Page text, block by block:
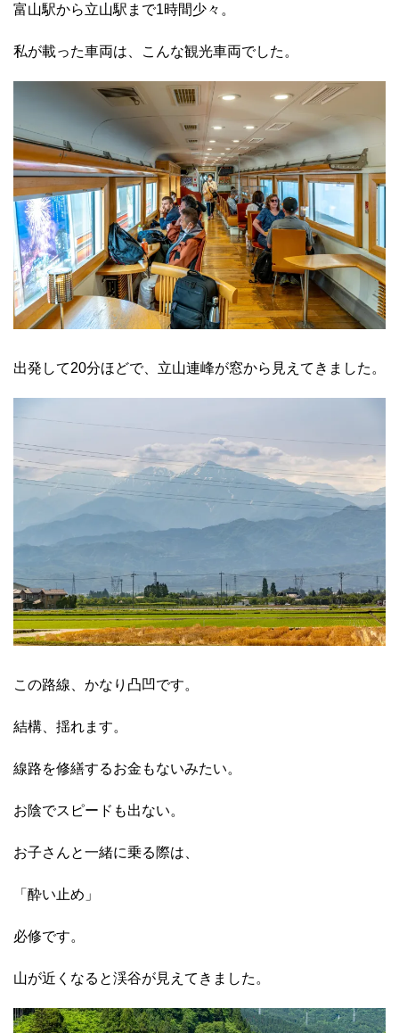
富山駅から立山駅まで1時間少々。
私が載った車両は、こんな観光車両でした。
出発して20分ほどで、立山連峰が窓から見えてきました。
この路線、かなり凸凹です。
結構、揺れます。
線路を修繕するお金もないみたい。
お陰でスピードも出ない。
お子さんと一緒に乗る際は、
「酔い止め」
必修です。
山が近くなると渓谷が見えてきました。